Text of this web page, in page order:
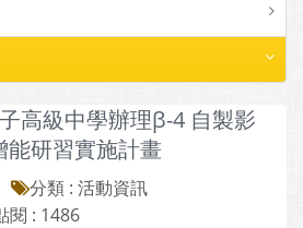
高級中學辦理β-4 自製影
能研習實施計畫
分類 : 活動資訊
閱 : 1486